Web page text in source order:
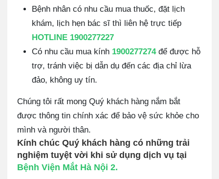
Bệnh nhân có nhu cầu mua thuốc, đặt lịch
khám, lịch hẹn bác sĩ thì liên hệ trực tiếp
HOTLINE 1900277227
Có nhu cầu mua kính 1900277274để được hỗ
trợ, tránh việc bị dẫn dụ đến các địa chỉ lừa
đảo, không uy tín.
Chúng tôi rất mong Quý khách hàng nắm bắt
được thông tin chính xác để bảo vệ sức khỏe cho
mình và người thân.
Kính chúc Quý khách hàng có những trải
nghiệm tuyệt vời khi sử dụng dịch vụ tại
Bệnh Viện Mắt Hà Nội 2.